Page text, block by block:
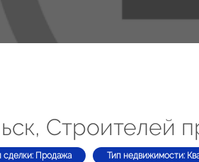
Строителей
сделки: Продажа Тип недвижимости: